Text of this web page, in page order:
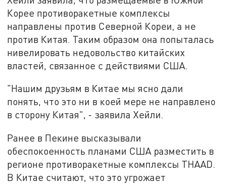
Корее противоракетные комплексы
направлены против Северной Кореи, а не
против Китая. Таким образом она попыталась
нивелировать недовольство китайских
властей, связанное с действиями США.
"Нашим друзьям в Китае мы ясно дали
понять, что это ни в коей мере не направлено
в сторону Китая", - заявила Хейли.
Ранее в Пекине высказывали
обеспокоенность планами США разместить в
регионе противоракетные комплексы THAAD.
В Китае считают, что это угрожает